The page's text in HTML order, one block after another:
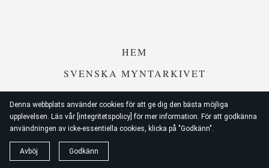
Denna webbplats använder cookies för att ge dig den bästa möjliga
upplevelsen. Läs vår [integritetspolicy] för mer information. För att godkänna
användningen av icke-essentiella cookies, klicka på "Godkänn".
Avböj Godkänn
HEM
SVENSKA MYNTARKIVET
SWEMYNTHANDELN
© 2026Swemynt